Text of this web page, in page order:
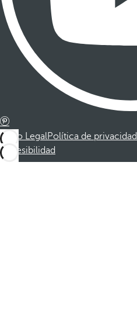
Aviso LegalPolítica de privacidad
Accesibilidad